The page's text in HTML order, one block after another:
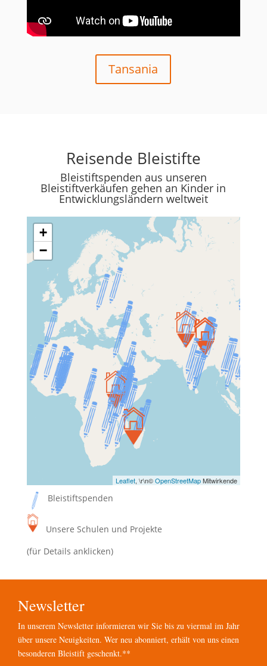
Tansania
Reisende Bleistifte
Bleistiftspenden aus unseren
Bleistiftverkäufen gehen an Kinder in
Entwicklungsländern weltweit
+
−
Leaflet, \r\n©OpenStreetMapMitwirkende
Bleistiftspenden
Unsere Schulen und Projekte
(für Details anklicken)
Newsletter
In unserem Newsletter informieren wir Sie bis zu viermal im Jahr
über unsere Neuigkeiten. Wer neu abonniert, erhält von uns einen
besonderen Bleistift geschenkt.**